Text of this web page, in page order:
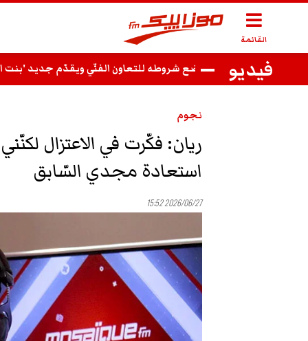
القائمة
فيديو
نجوم
ريان: فكّرت في الاعتزال
استعادة مجدي السّابق
2026/06/27 15:52